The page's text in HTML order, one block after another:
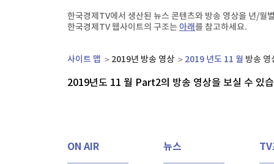
[온에어] 출발증시 2부
머니팜 모닝라이브
오늘장 뭐사지?
온로드 (ON ROAD) 인사이트
뉴스홈
증권
부동산
글로벌경제
한국경제TV에서 생산된 뉴스 콘텐츠와 방송 영상을 년/월
한국경제TV 웹사이트의 구조는아래를 참고하세요.
사이트 맵 2019년 방송 영상 2019 년도 11 월 방송
2019년도 11 월 Part2의 방송 영상을 보실 수 있
ON AIR 뉴스 TV